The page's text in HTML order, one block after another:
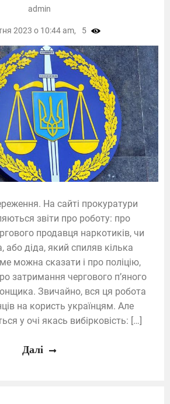
На сайті прокуратури
звіти про роботу: про
продавця наркотиків, чи
або діда, який спиляв кілька
можна сказати і про поліцію,
затримання чергового п’яного
Звичайно, вся ця робота
на користь українцям. Але
у очі якась вибірковість: […]
admin
2023 о 10:44 am, 5
Далі